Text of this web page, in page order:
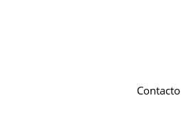
Contacto